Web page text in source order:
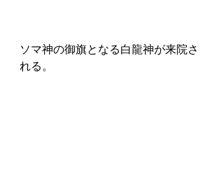
ソマ神の御旗となる白龍神が来院さ
れる。